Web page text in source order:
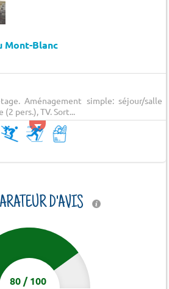
Mont-Blanc
Aménagement simple: séjour/salle
pers.), TV. Sort...
D'AVIS
80/100